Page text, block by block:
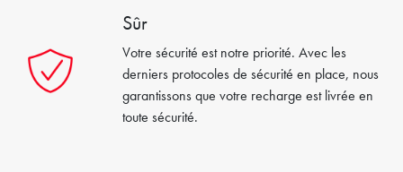
Sûr
Votre sécurité est notre priorité. Avec les
derniers protocoles de sécurité en place, nous
garantissons que votre recharge est livrée en
toute sécurité.